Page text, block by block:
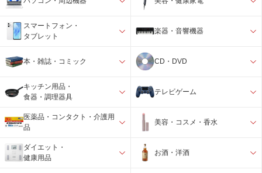
スマートフォン・
タブレット
楽器・音響機器
本・雑誌・コミック CD・DVD
キッチン用品・
食器・調理器具
テレビゲーム
医薬品・コンタクト・介護用
品
美容・コスメ・香水
ダイエット・
健康用品
お酒・洋酒